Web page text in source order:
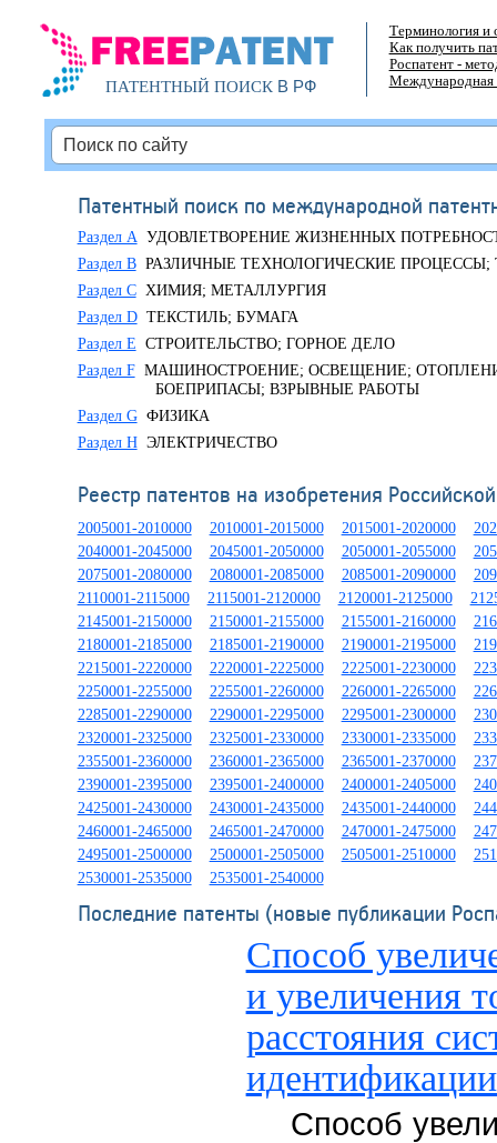
ПАТЕНТНЫЙ ПОИСКВ РФ
Терминология и
Как получить
Роспатент -
Международная
Патентный поиск по международной
Раздел A УДОВЛЕТВОРЕНИЕ ЖИЗНЕННЫХ
Раздел B РАЗЛИЧНЫЕ ТЕХНОЛОГИЧЕСКИЕ ПРОЦЕССЫ;
Раздел C ХИМИЯ; МЕТАЛЛУРГИЯ
Раздел D ТЕКСТИЛЬ; БУМАГА
Раздел E СТРОИТЕЛЬСТВО; ГОРНОЕ ДЕЛО
Раздел F МАШИНОСТРОЕНИЕ; ОСВЕЩЕНИЕ;
БОЕПРИПАСЫ; ВЗРЫВНЫЕ РАБОТЫ
Раздел G ФИЗИКА
Раздел H ЭЛЕКТРИЧЕСТВО
Реестр патентов на изобретения
2005001-2010000 2010001-2015000 2015001-2020000
2040001-2045000
2045001-2050000 2050001-2055000
2075001-2080000
2080001-2085000 2085001-2090000
2110001-2115000
2115001-2120000 2120001-2125000
2145001-2150000
2150001-2155000 2155001-2160000
2180001-2185000
2185001-2190000 2190001-2195000
2215001-2220000
2220001-2225000 2225001-2230000
2250001-2255000
2255001-2260000 2260001-2265000
2285001-2290000
2290001-2295000 2295001-2300000
2320001-2325000
2325001-2330000 2330001-2335000
2355001-2360000
2360001-2365000 2365001-2370000
2390001-2395000
2395001-2400000 2400001-2405000
2425001-2430000
2430001-2435000 2435001-2440000
2460001-2465000
2465001-2470000 2470001-2475000
2495001-2500000
2500001-2505000 2505001-2510000
2530001-2535000
2535001-2540000
Последние патенты (новые публикации
Способ
и увеличения
расстояния
Способ